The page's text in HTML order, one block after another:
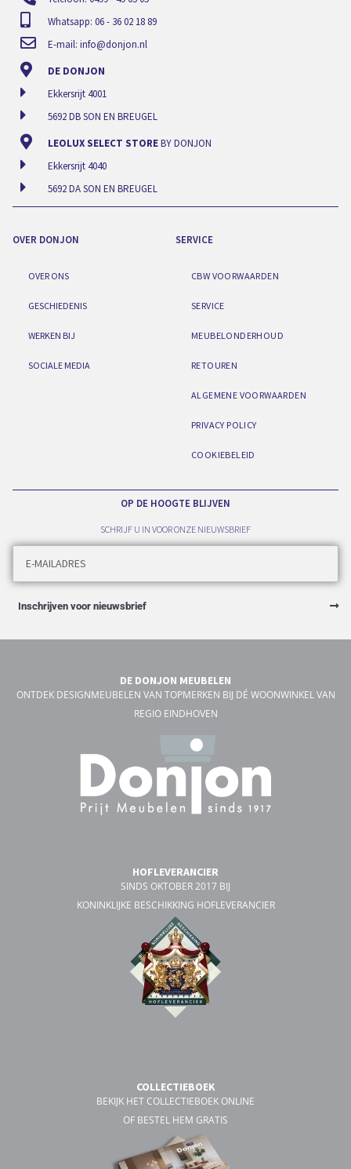
Whatsapp: 06 - 36 02 18 89
E-mail: info@donjon.nl
DE DONJON
Ekkersrijt 4001
5692 DB SON EN BREUGEL
LEOLUX SELECT STOREBY DONJON
Ekkersrijt 4040
5692 DA SON EN BREUGEL
OVER DONJON
OVER ONS
GESCHIEDENIS
WERKEN BIJ
SOCIALE MEDIA
SERVICE
CBW VOORWAARDEN
SERVICE
MEUBELONDERHOUD
RETOUREN
ALGEMENE VOORWAARDEN
PRIVACY POLICY
COOKIEBELEID
OP DE HOOGTE BLIJVEN
SCHRIJF U IN VOOR ONZE NIEUWSBRIEF
Inschrijven voor nieuwsbrief
DE DONJON MEUBELEN
ONTDEK DESIGNMEUBELEN VAN TOPMERKEN BIJ DÉ WOONWINKEL VAN
REGIO EINDHOVEN
HOFLEVERANCIER
SINDS OKTOBER 2017 BIJ
KONINKLIJKE BESCHIKKING HOFLEVERANCIER
COLLECTIEBOEK
BEKIJK HET COLLECTIEBOEK ONLINE
OF BESTEL HEM GRATIS